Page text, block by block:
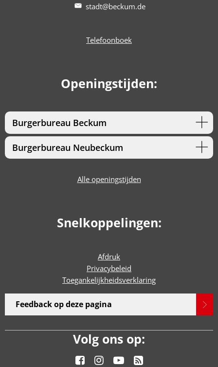
stadt@beckum.de
Telefoonboek
Openingstijden:
Burgerbureau Beckum
Burgerbureau Neubeckum
Alle openingstijden
Snelkoppelingen:
Afdruk
Privacybeleid
Toegankelijkheidsverklaring
Feedback op deze pagina
Volg ons op: